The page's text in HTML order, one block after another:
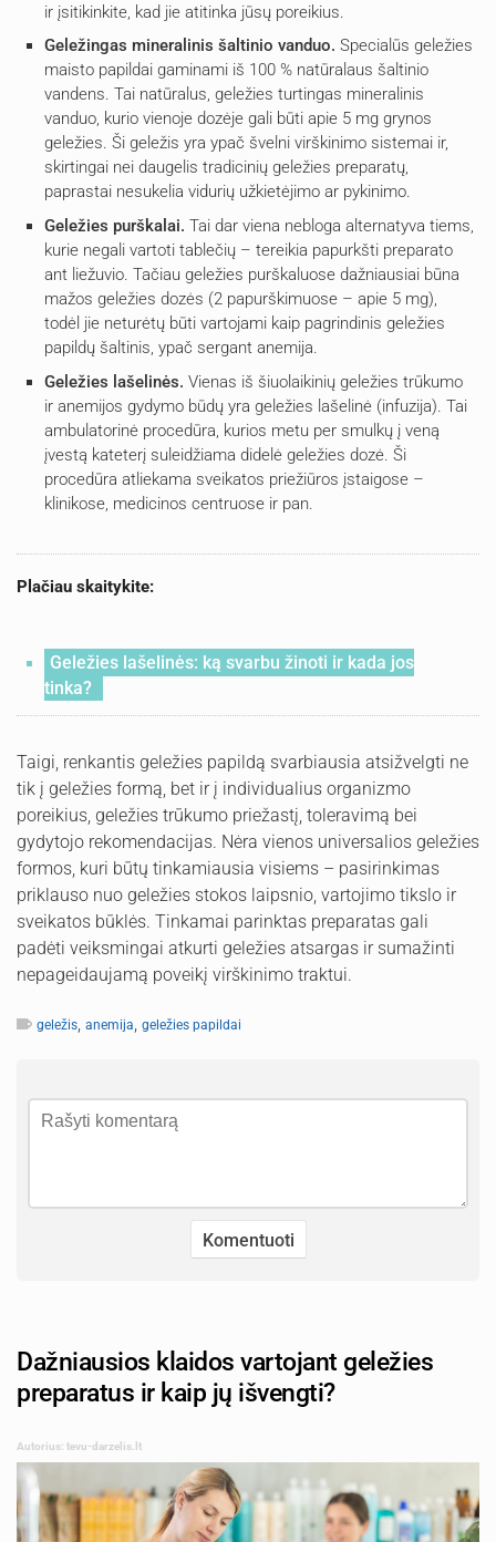
ir įsitikinkite, kad jie atitinka jūsų poreikius.
Geležingas mineralinis šaltinio vanduo. Specialūs geležies
maisto papildai gaminami iš 100 % natūralaus šaltinio
vandens. Tai natūralus, geležies turtingas mineralinis
vanduo, kurio vienoje dozėje gali būti apie 5 mg grynos
geležies. Ši geležis yra ypač švelni virškinimo sistemai ir,
skirtingai nei daugelis tradicinių geležies preparatų,
paprastai nesukelia vidurių užkietėjimo ar pykinimo.
Geležies purškalai. Tai dar viena nebloga alternatyva tiems,
kurie negali vartoti tablečių – tereikia papurkšti preparato
ant liežuvio. Tačiau geležies purškaluose dažniausiai būna
mažos geležies dozės (2 papurškimuose – apie 5 mg),
todėl jie neturėtų būti vartojami kaip pagrindinis geležies
papildų šaltinis, ypač sergant anemija.
Geležies lašelinės. Vienas iš šiuolaikinių geležies trūkumo
ir anemijos gydymo būdų yra geležies lašelinė (infuzija). Tai
ambulatorinė procedūra, kurios metu per smulkų į veną
įvestą kateterį suleidžiama didelė geležies dozė. Ši
procedūra atliekama sveikatos priežiūros įstaigose –
klinikose, medicinos centruose ir pan.
Plačiau skaitykite:
Geležies lašelinės: ką svarbu žinoti ir kada jos
tinka?
Taigi, renkantis geležies papildą svarbiausia atsižvelgti ne
tik į geležies formą, bet ir į individualius organizmo
poreikius, geležies trūkumo priežastį, toleravimą bei
gydytojo rekomendacijas. Nėra vienos universalios geležies
formos, kuri būtų tinkamiausia visiems – pasirinkimas
priklauso nuo geležies stokos laipsnio, vartojimo tikslo ir
sveikatos būklės. Tinkamai parinktas preparatas gali
padėti veiksmingai atkurti geležies atsargas ir sumažinti
nepageidaujamą poveikį virškinimo traktui.
geležis, anemija, geležies papildai
Dažniausios klaidos vartojant geležies
preparatus ir kaip jų išvengti?
Autorius: tevu-darzelis.lt